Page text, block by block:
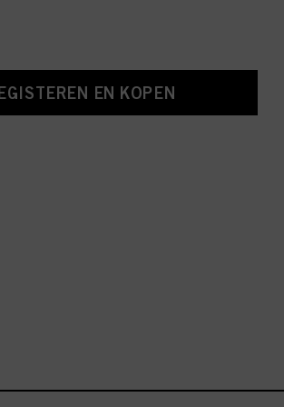
EN KOPEN